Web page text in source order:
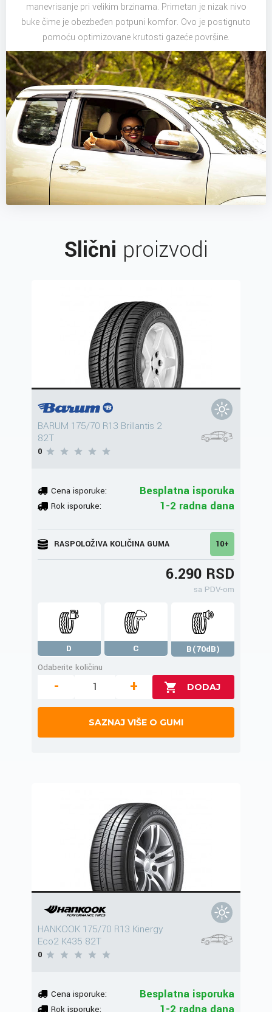
manevrisanje pri velikim brzinama. Primetan je nizak nivo
buke čime je obezbeđen potpuni komfor. Ovo je postignuto
pomoću optimizovane krutosti gazeće površine.
Slični proizvodi
BARUM 175/70 R13 Brillantis 2
82T
0
Cena isporuke: Besplatna isporuka
Rok isporuke: 1-2 radna dana
RASPOLOŽIVA KOLIČINA GUMA 10+
6.290 RSD
sa PDV-om
D C
B(70dB)
Odaberite količinu
- +
SAZNAJ VIŠE O GUMI
HANKOOK 175/70 R13 Kinergy
Eco2 K435 82T
0
Cena isporuke: Besplatna isporuka
Rok isporuke: